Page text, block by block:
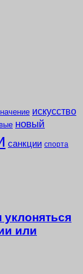
искусство
новый
санкции спорта
или